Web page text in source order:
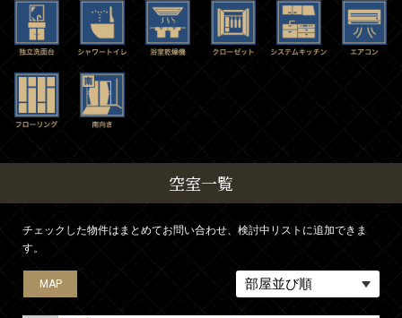
空室一覧
チェックした物件はまとめてお問い合わせ、検討中リストに追加できま
す。
MAP
MAP
MAP
MAP
MAP